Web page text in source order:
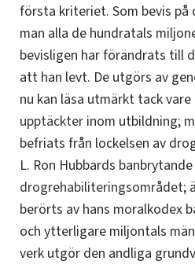
första kriteriet. Som bevis
man alla de hundratals
bevisligen har förändrats till
att han levt. De utgörs av
nu kan läsa utmärkt tack vare
upptäckter inom utbildning;
befriats från lockelsen av
L. Ron Hubbards
drogrehabiliteringsområdet;
berörts av hans moralkodex
och ytterligare miljontals
verk utgör den andliga